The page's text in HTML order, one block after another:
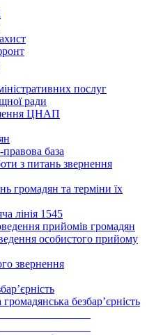
послуг
ради
ЦНАП
база
з питань звернення
громадян та терміни їх
лінія 1545
прийомів громадян
особистого прийому
звернення
безбар’єрність